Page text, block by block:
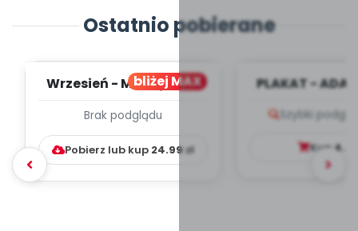
Ostatnio pobierane
bliżej MAX
Wrzesień - MIESIĘCZNY
WYCHOWAWCZO –
DYDAKTYC...
Brak podglądu
Pobierz lub kup 24.99zł
PLAKAT -
Szybki
Kup